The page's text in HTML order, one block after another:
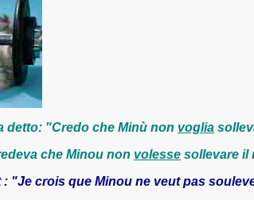
detto: "Credo che Minù non voglia
che Minou non volesse sollevare il
: "Je crois que Minou ne veut pas